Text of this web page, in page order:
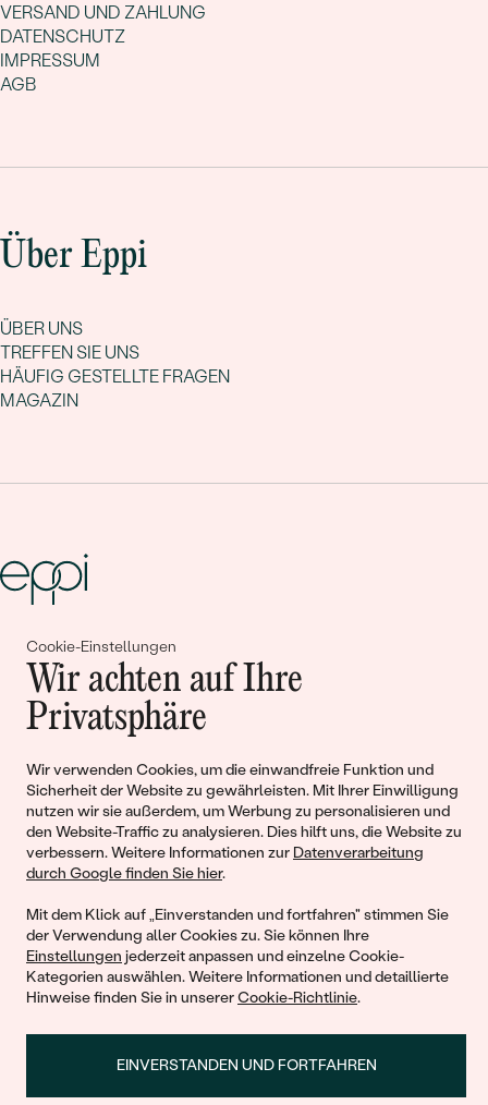
Cookie-Einstellungen
Wir achten auf Ihre
Privatsphäre
Wir verwenden Cookies, um die einwandfreie Funktion und
Sicherheit der Website zu gewährleisten. Mit Ihrer Einwilligung
nutzen wir sie außerdem, um Werbung zu personalisieren und
den Website-Traffic zu analysieren. Dies hilft uns, die Website zu
verbessern. Weitere Informationen zur Datenverarbeitung
durch Google finden Sie hier.
Mit dem Klick auf „Einverstanden und fortfahren" stimmen Sie
der Verwendung aller Cookies zu. Sie können Ihre
Einstellungen jederzeit anpassen und einzelne Cookie-
Kategorien auswählen. Weitere Informationen und detaillierte
Hinweise finden Sie in unsererCookie-Richtlinie.
EINVERSTANDEN UND FORTFAHREN
VERSAND UND ZAHLUNG
DATENSCHUTZ
IMPRESSUM
AGB
Über Eppi
ÜBER UNS
TREFFEN SIE UNS
HÄUFIG GESTELLTE FRAGEN
MAGAZIN
Gemeinsam erschaffen wir
Geschichten von Schönheit und
Liebe
Begleiten Sie uns!